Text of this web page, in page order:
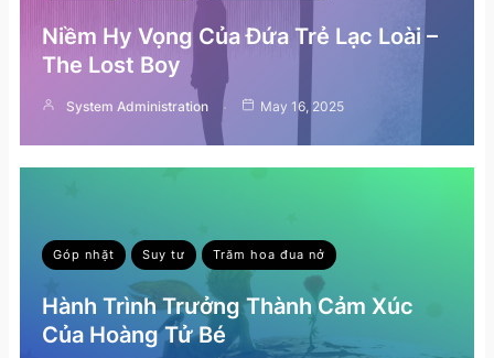
Niềm Hy Vọng Của Đứa Trẻ Lạc Loài –
The Lost Boy
System Administration May 16, 2025
Góp nhặt Suy tư Trăm hoa đua nở
Hành Trình Trưởng Thành Cảm Xúc
Của Hoàng Tử Bé